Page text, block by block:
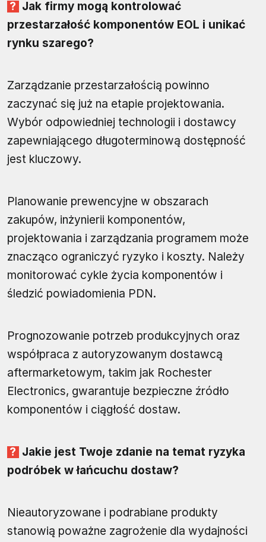
Jak firmy mogą kontrolować
przestarzałość komponentów EOL i unikać
rynku szarego?
Zarządzanie przestarzałością powinno
zaczynać się już na etapie projektowania.
Wybór odpowiedniej technologii i dostawcy
zapewniającego długoterminową dostępność
jest kluczowy.
Planowanie prewencyjne w obszarach
zakupów, inżynierii komponentów,
projektowania i zarządzania programem może
znacząco ograniczyć ryzyko i koszty. Należy
monitorować cykle życia komponentów i
śledzić powiadomienia PDN.
Prognozowanie potrzeb produkcyjnych oraz
współpraca z autoryzowanym dostawcą
aftermarketowym, takim jak Rochester
Electronics, gwarantuje bezpieczne źródło
komponentów i ciągłość dostaw.
Jakie jest Twoje zdanie na temat ryzyka
podróbek w łańcuchu dostaw?
Nieautoryzowane i podrabiane produkty
stanowią poważne zagrożenie dla wydajności